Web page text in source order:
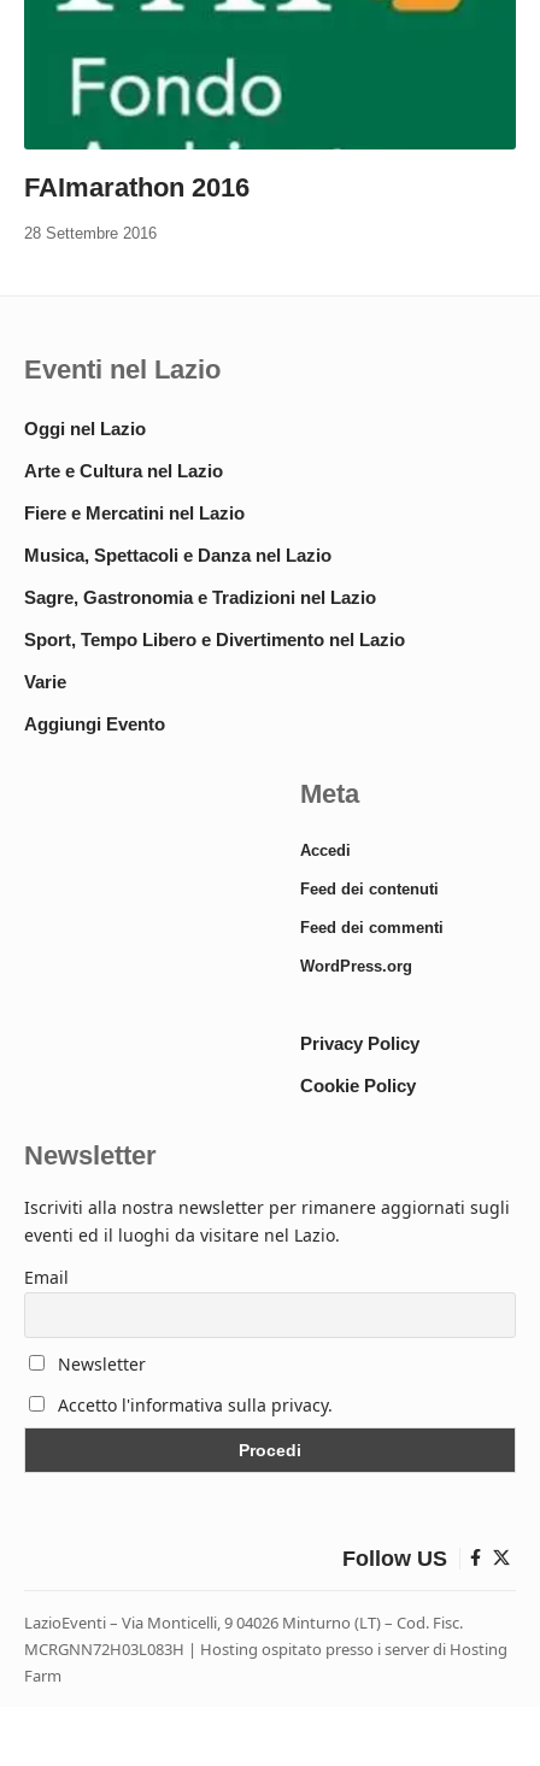
FAImarathon 2016
28 Settembre 2016
Eventi nel Lazio
Oggi nel Lazio
Arte e Cultura nel Lazio
Fiere e Mercatini nel Lazio
Musica, Spettacoli e Danza nel Lazio
Sagre, Gastronomia e Tradizioni nel Lazio
Sport, Tempo Libero e Divertimento nel Lazio
Varie
Aggiungi Evento
Meta
Accedi
Feed dei contenuti
Feed dei commenti
WordPress.org
Privacy Policy
Cookie Policy
Newsletter
Iscriviti alla nostra newsletter per rimanere aggiornati sugli
eventi ed il luoghi da visitare nel Lazio.
Email
Newsletter
Accetto l'informativa sulla privacy.
Follow US
LazioEventi – Via Monticelli, 9 04026 Minturno (LT) – Cod. Fisc.
MCRGNN72H03L083H | Hosting ospitato presso i server di Hosting
Farm